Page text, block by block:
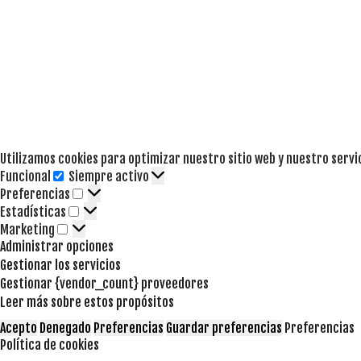
Utilizamos cookies para optimizar nuestro sitio web y nuestro
Funcional
Funcional
Siempre activo
Preferencias
Preferencias
Estadísticas Estadísticas
Marketing Marketing
Administrar opciones
Gestionar los servicios
Gestionar {vendor_count} proveedores
Leer más sobre estos propósitos
Acepto Denegado Preferencias Guardar preferencias Preferencias
Política de cookies